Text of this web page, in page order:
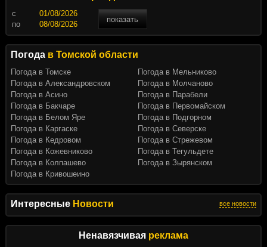
Интересные Новости все новости
Ненавязчивая реклама
c
показать
по
Погода в Томской области
Погода в Томске
Погода в Александровском
Погода в Асино
Погода в Бакчаре
Погода в Белом Яре
Погода в Каргаске
Погода в Кедровом
Погода в Кожевниково
Погода в Колпашево
Погода в Кривошеино
Погода в Мельниково
Погода в Молчаново
Погода в Парабели
Погода в Первомайском
Погода в Подгорном
Погода в Северске
Погода в Стрежевом
Погода в Тегульдете
Погода в Зырянском